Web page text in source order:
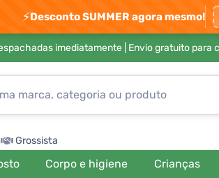
⚡Desconto SUMMER agora mesmo!
imediatamente | Envio gratuito para
Grossista
Corpo e higiene Crianças